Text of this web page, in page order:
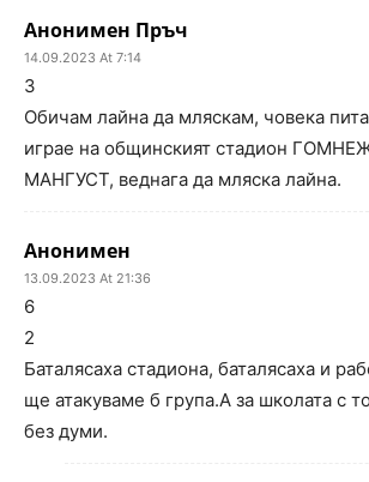
Анонимен Пръч
14.09.2023 At 7:14
3
Обичам лайна да мляскам, човека
играе на общинският стадион
МАНГУСТ, веднага да мляска лайна.
Анонимен
13.09.2023 At 21:36
6
2
Баталясаха стадиона, баталясаха и
ще атакуваме б група.А за школата с
без думи.